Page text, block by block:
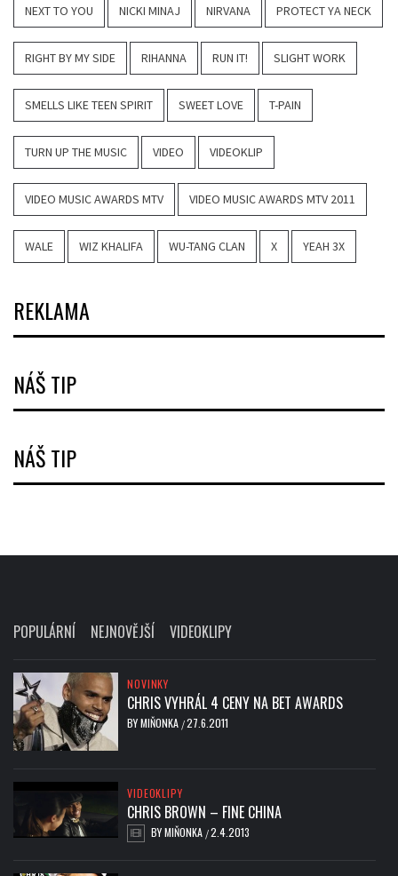
NEXT TO YOU NICKI MINAJ NIRVANA PROTECT YA NECK
RIGHT BY MY SIDE RIHANNA RUN IT! SLIGHT WORK
SMELLS LIKE TEEN SPIRIT SWEET LOVE T-PAIN
TURN UP THE MUSIC VIDEO VIDEOKLIP
VIDEO MUSIC AWARDS MTV VIDEO MUSIC AWARDS MTV 2011
WALE WIZ KHALIFA WU-TANG CLAN X YEAH 3X
REKLAMA
NÁŠ TIP
NÁŠ TIP
POPULÁRNÍ NEJNOVĚJŠÍ VIDEOKLIPY
NOVINKY
CHRIS VYHRÁL 4 CENY NA BET AWARDS
BYMIŇONKA /27.6.2011
VIDEOKLIPY
CHRIS BROWN – FINE CHINA
BYMIŇONKA /2.4.2013